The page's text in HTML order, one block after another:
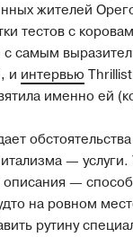
жителей
тестов с
с самым
и интервью
именно ей
—
—
на ровном
рутину